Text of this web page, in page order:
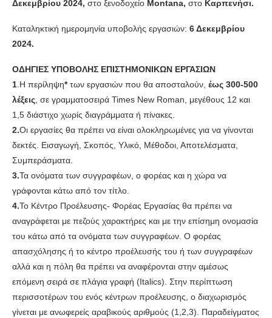
Δεκεμβρίου 2024, στο ξενοδοχείο Montana, στο Καρπενήσι.
Καταληκτική ημερομηνία υποβολής εργασιών: 6 Δεκεμβρίου
2024.
ΟΔΗΓΙΕΣ ΥΠΟΒΟΛΗΣ ΕΠΙΣΤΗΜΟΝΙΚΩΝ ΕΡΓΑΣΙΩΝ
1.Η περίληψη*των εργασιών που θα αποσταλούν, έως 300-500
λέξεις, σε γραμματοσειρά Times New Roman, μεγέθους 12 και
1,5 διάστιχο χωρίς διαγράμματα ή πίνακες.
2.Οι εργασίες θα πρέπει να είναι ολοκληρωμένες για να γίνονται
δεκτές. Εισαγωγή, Σκοπός, Υλικό, Μέθοδοι, Αποτελέσματα,
Συμπεράσματα.
3.Τα ονόματα των συγγραφέων, ο φορέας και η χώρα να
γράφονται κάτω από τον τίτλο.
4.Το Κέντρο Προέλευσης- Φορέας Εργασίας θα πρέπει να
αναγράφεται με πεζούς χαρακτήρες και με την επίσημη ονομασία
του κάτω από τα ονόματα των συγγραφέων. Ο φορέας
απασχόλησης ή το κέντρο προέλευσής του ή των συγγραφέων
αλλά και η πόλη θα πρέπει να αναφέρονται στην αµέ­σως
επόμενη σειρά σε πλάγια γραφή (Italics). Στην περίπτωση
περισσοτέρων του ενός κέντρων προέλευσης, ο διαχωρισμός
γίνεται με ανωφερείς αραβικούς αριθμούς (1,2,3). Παραδείγματος